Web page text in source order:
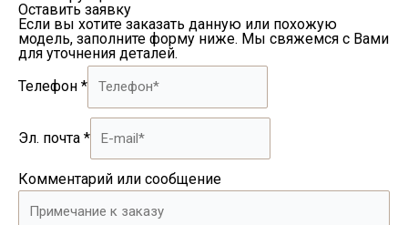
Оставить заявку
Если вы хотите заказать данную или похожую
модель, заполните форму ниже. Мы свяжемся с Вами
для уточнения деталей.
Телефон *
Эл. почта *
Комментарий или сообщение